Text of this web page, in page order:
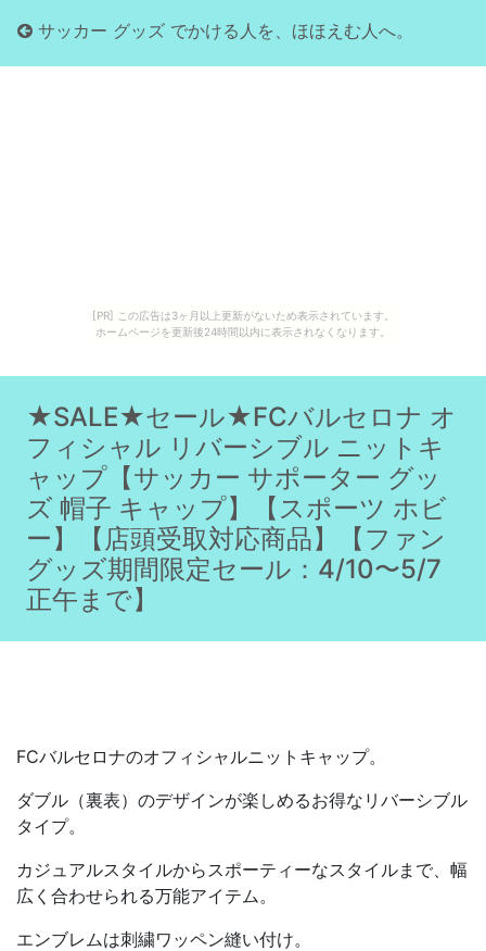
[PR] この広告は3ヶ月以上更新がないため表示されています。
ホームページを更新後24時間以内に表示されなくなります。
サッカー グッズ でかける人を、ほほえむ人へ。
★SALE★セール★FCバルセロナ オ
フィシャル リバーシブル ニットキ
ャップ【サッカー サポーター グッ
ズ 帽子 キャップ】【スポーツ ホビ
ー】【店頭受取対応商品】【ファン
グッズ期間限定セール：4/10〜5/7
正午まで】
FCバルセロナのオフィシャルニットキャップ。
ダブル（裏表）のデザインが楽しめるお得なリバーシブル
タイプ。
カジュアルスタイルからスポーティーなスタイルまで、幅
広く合わせられる万能アイテム。
エンブレムは刺繍ワッペン縫い付け。